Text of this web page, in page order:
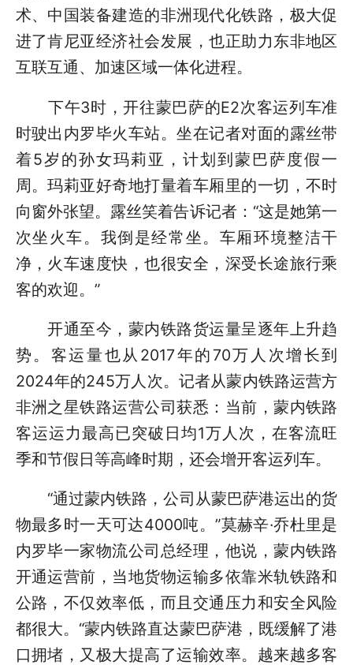
术、中国装备建造的非洲现代化铁路，极大促
进了肯尼亚经济社会发展，也正助力东非地区
互联互通、加速区域一体化进程。
下午3时，开往蒙巴萨的E2次客运列车准
时驶出内罗毕火车站。坐在记者对面的露丝带
着5岁的孙女玛莉亚，计划到蒙巴萨度假一
周。玛莉亚好奇地打量着车厢里的一切，不时
向窗外张望。露丝笑着告诉记者：“这是她第一
次坐火车。我倒是经常坐。车厢环境整洁干
净，火车速度快，也很安全，深受长途旅行乘
客的欢迎。”
开通至今，蒙内铁路货运量呈逐年上升趋
势。客运量也从2017年的70万人次增长到
2024年的245万人次。记者从蒙内铁路运营方
非洲之星铁路运营公司获悉：当前，蒙内铁路
客运运力最高已突破日均1万人次，在客流旺
季和节假日等高峰时期，还会增开客运列车。
“通过蒙内铁路，公司从蒙巴萨港运出的货
物最多时一天可达4000吨。”莫赫辛·乔杜里是
内罗毕一家物流公司总经理，他说，蒙内铁路
开通运营前，当地货物运输多依靠米轨铁路和
公路，不仅效率低，而且交通压力和安全风险
都很大。“蒙内铁路直达蒙巴萨港，既缓解了港
口拥堵，又极大提高了运输效率。越来越多客